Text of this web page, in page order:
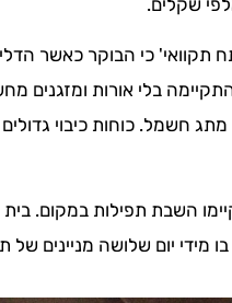
כי הבוקר כאשר
בלי אורות
חשמל. כוחות כיבוי
השבת תפילות במקום.
מידי יום שלושה מניינים